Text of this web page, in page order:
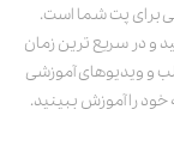
برای پت شما است.
و در سریع ترین زمان
و ویدیوهای آموزشی
را آموزش ببینید.